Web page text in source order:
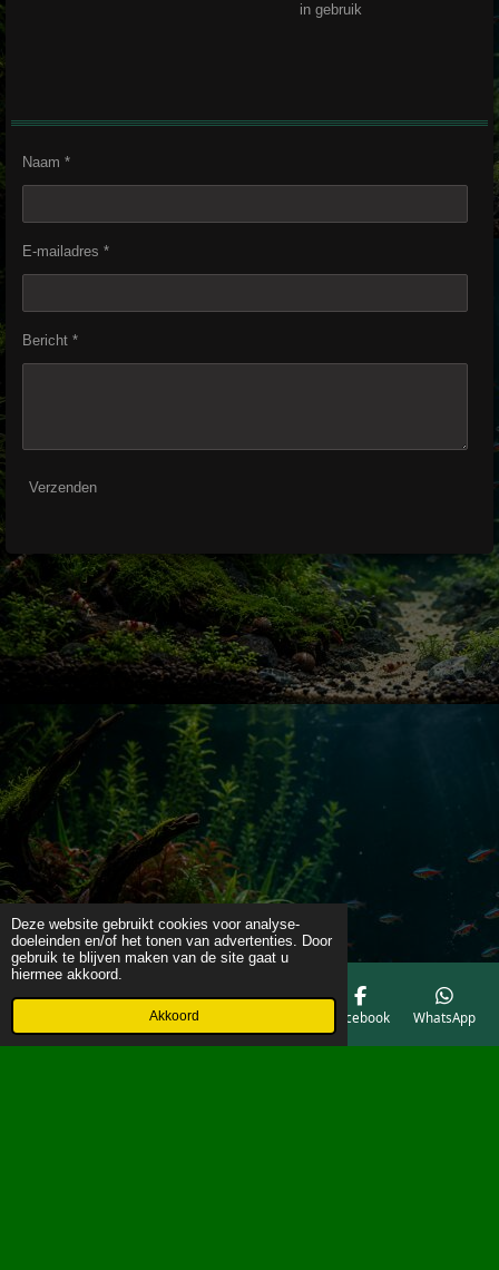
Deze website gebruikt cookies voor analyse-
doeleinden en/of het tonen van advertenties. Door
gebruik te blijven maken van de site gaat u
hiermee akkoord.
Akkoord
in gebruik
Naam *
E-mailadres *
Bericht *
Verzenden
Telefoonnummer Facebook WhatsApp